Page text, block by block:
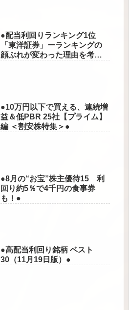
●配当利回りランキング1位
「東洋証券」ーランキングの
顔ぶれが変わった理由を考え
●10万円以下で買える、連続増
益＆低PBR 25社【プライム】
編 ＜割安株特集＞●
●8月の“お宝”株主優待15 利
回り約5％で4千円の食事券
も！●
●高配当利回り銘柄 ベスト
30（11月19日版）●